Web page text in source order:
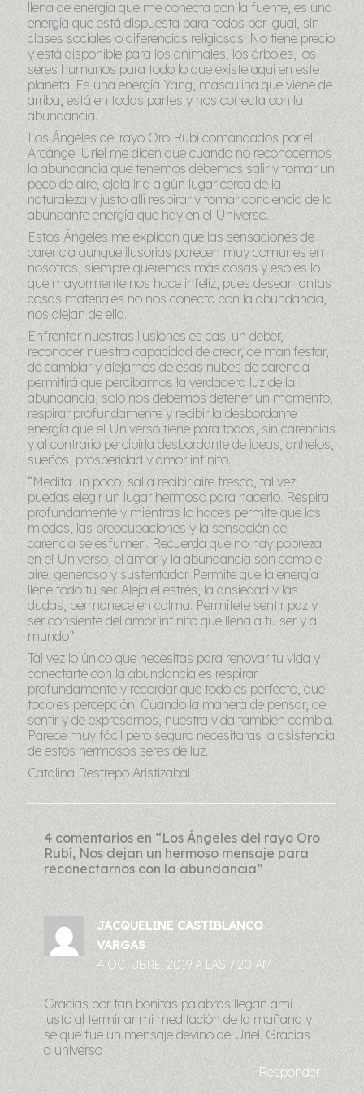
llena de energía que me conecta con la fuente, es una
energía que está dispuesta para todos por igual, sin
clases sociales o diferencias religiosas. No tiene precio
y está disponible para los animales, los árboles, los
seres humanos para todo lo que existe aquí en este
planeta. Es una energía Yang, masculina que viene de
arriba, está en todas partes y nos conecta con la
abundancia.
Los Ángeles del rayo Oro Rubí comandados por el
Arcángel Uriel me dicen que cuando no reconocemos
la abundancia que tenemos debemos salir y tomar un
poco de aire, ojala ir a algún lugar cerca de la
naturaleza y justo allí respirar y tomar conciencia de la
abundante energía que hay en el Universo.
Estos Ángeles me explican que las sensaciones de
carencia aunque ilusorias parecen muy comunes en
nosotros, siempre queremos más cosas y eso es lo
que mayormente nos hace infeliz, pues desear tantas
cosas materiales no nos conecta con la abundancia,
nos alejan de ella.
Enfrentar nuestras ilusiones es casi un deber,
reconocer nuestra capacidad de crear, de manifestar,
de cambiar y alejarnos de esas nubes de carencia
permitirá que percibamos la verdadera luz de la
abundancia, solo nos debemos detener un momento,
respirar profundamente y recibir la desbordante
energía que el Universo tiene para todos, sin carencias
y al contrario percibirla desbordante de ideas, anhelos,
sueños, prosperidad y amor infinito.
“Medita un poco, sal a recibir aire fresco, tal vez
puedas elegir un lugar hermoso para hacerlo. Respira
profundamente y mientras lo haces permite que los
miedos, las preocupaciones y la sensación de
carencia se esfumen. Recuerda que no hay pobreza
en el Universo, el amor y la abundancia son como el
aire, generoso y sustentador. Permite que la energía
llene todo tu ser. Aleja el estrés, la ansiedad y las
dudas, permanece en calma. Permítete sentir paz y
ser consiente del amor infinito que llena a tu ser y al
mundo”
Tal vez lo único que necesitas para renovar tu vida y
conectarte con la abundancia es respirar
profundamente y recordar que todo es perfecto, que
todo es percepción. Cuando la manera de pensar, de
sentir y de expresarnos, nuestra vida también cambia.
Parece muy fácil pero seguro necesitaras la asistencia
de estos hermosos seres de luz.
Catalina Restrepo Aristizabal
4 comentarios en “Los Ángeles del rayo Oro
Rubí, Nos dejan un hermoso mensaje para
reconectarnos con la abundancia”
JACQUELINE CASTIBLANCO
VARGAS
4 OCTUBRE, 2019 A LAS 7:20 AM
Gracias por tan bonitas palabras llegan ami
justo al terminar mi meditación de la mañana y
sé que fue un mensaje devino de Uriel. Gracias
a universo
Responder